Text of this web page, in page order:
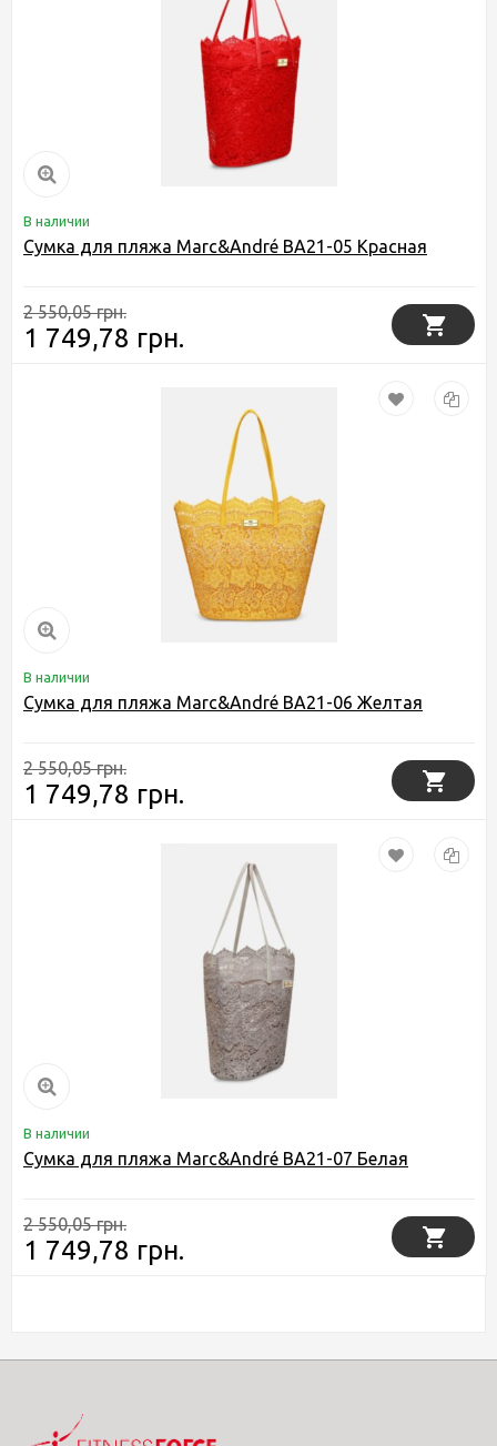
В наличии
Сумка для пляжа Marc&André BA21-05 Красная
2 550,05 грн.
1 749,78 грн.
В наличии
Сумка для пляжа Marc&André BA21-06 Желтая
2 550,05 грн.
1 749,78 грн.
В наличии
Сумка для пляжа Marc&André BA21-07 Белая
2 550,05 грн.
1 749,78 грн.